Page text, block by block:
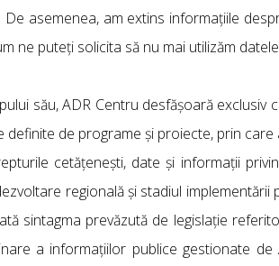
asemenea, am extins informațiile
ne puteți solicita să nu mai utilizăm
său, ADR Centru desfășoară
definite de programe și proiecte, prin
cetățenești, date și informații
regională și stadiul
sintagma prevăzută de legislație
a informațiilor publice gestionate